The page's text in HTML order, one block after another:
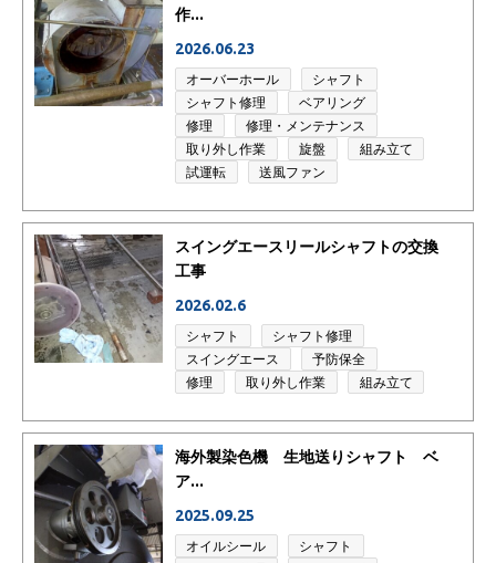
作...
2026.06.23
オーバーホール
シャフト
シャフト修理
ベアリング
修理
修理・メンテナンス
取り外し作業
旋盤
組み立て
試運転
送風ファン
スイングエースリールシャフトの交換
工事
2026.02.6
シャフト
シャフト修理
スイングエース
予防保全
修理
取り外し作業 組み立て
海外製染色機 生地送りシャフト ベ
ア...
2025.09.25
オイルシール
シャフト